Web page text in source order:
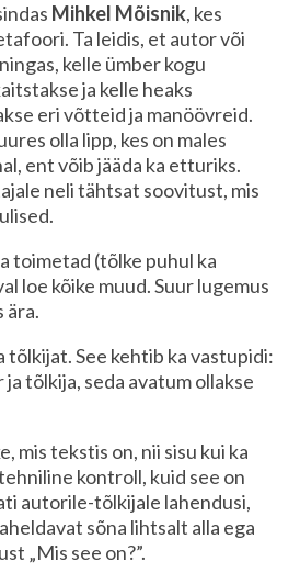
Mihkel Mõisnik, kes
Ta leidis, et autor või
kelle ümber kogu
ja kelle heaks
eri võtteid ja manöövreid.
olla lipp, kes on males
ent võib jääda ka etturiks.
neli tähtsat soovitust, mis
toimetad (tõlke puhul ka
loe kõike muud. Suur lugemus
ära.
tõlkijat. See kehtib ka vastupidi:
tõlkija, seda avatum ollakse
mis tekstis on, nii sisu kui ka
kontroll, kuid see on
autorile-tõlkijale lahendusi,
sõna lihtsalt alla ega
„Mis see on?”.